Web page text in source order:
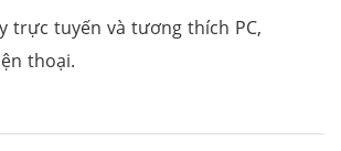
trực tuyến và tương thích PC,
thoại.